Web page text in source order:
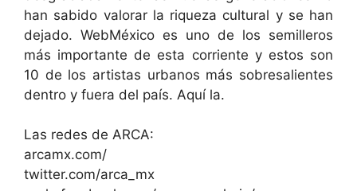
han sabido valorar la riqueza cultural y se han
dejado. WebMéxico es uno de los semilleros
más importante de esta corriente y estos son
10 de los artistas urbanos más sobresalientes
dentro y fuera del país. Aquí la.
Las redes de ARCA:
arcamx.com/
twitter.com/arca_mx